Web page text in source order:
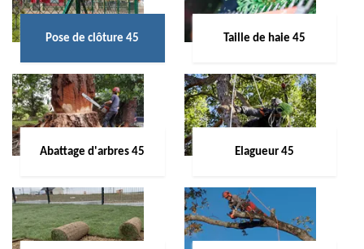
Pose de clôture 45 Taille de haie 45
Abattage d'arbres 45 Elagueur 45